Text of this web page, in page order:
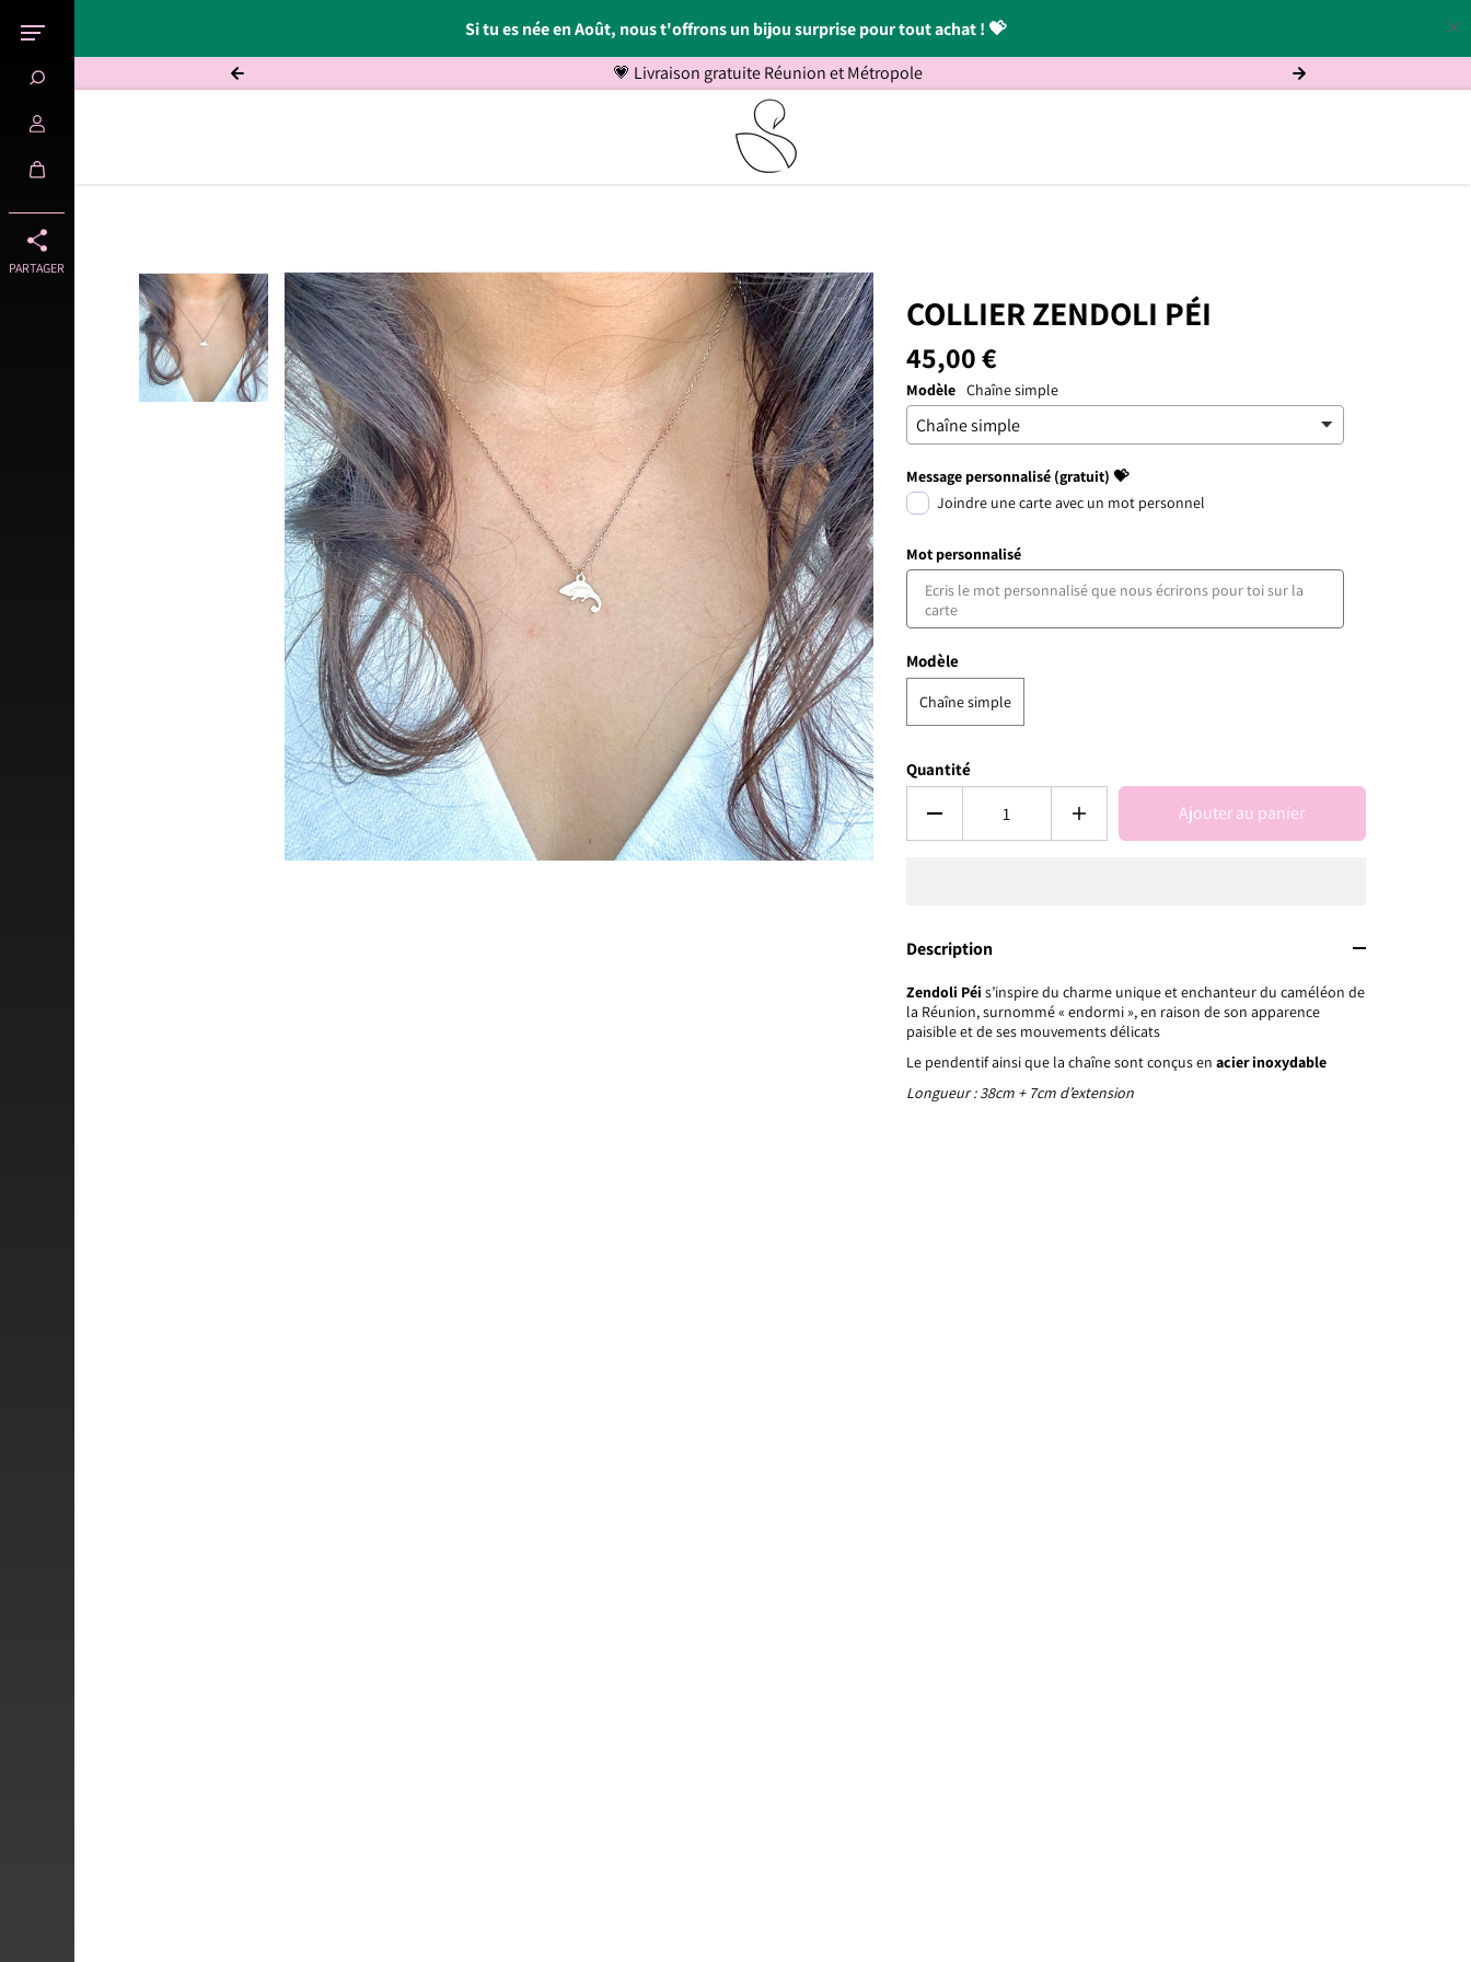
Si tu es née en Août, nous t'offrons un bijou surprise pour tout achat ! 💝
Passer au contenu Retrouves nous au Cap Sacré Coeur en face de LGM 🌸
PARTAGER
COLLIER ZENDOLI PÉI
45,00 €
Modèle Chaîne simple
Message personnalisé (gratuit) 💝
Joindre une carte avec un mot personnel
Mot personnalisé
Modèle
Chaîne simple
Quantité
Ajouter au panier
Description
Zendoli Péi s’inspire du charme unique et enchanteur du caméléon de
la Réunion, surnommé « endormi », en raison de son apparence
paisible et de ses mouvements délicats
Le pendentif ainsi que la chaîne sont conçus en acier inoxydable
Longueur : 38cm + 7cm d’extension